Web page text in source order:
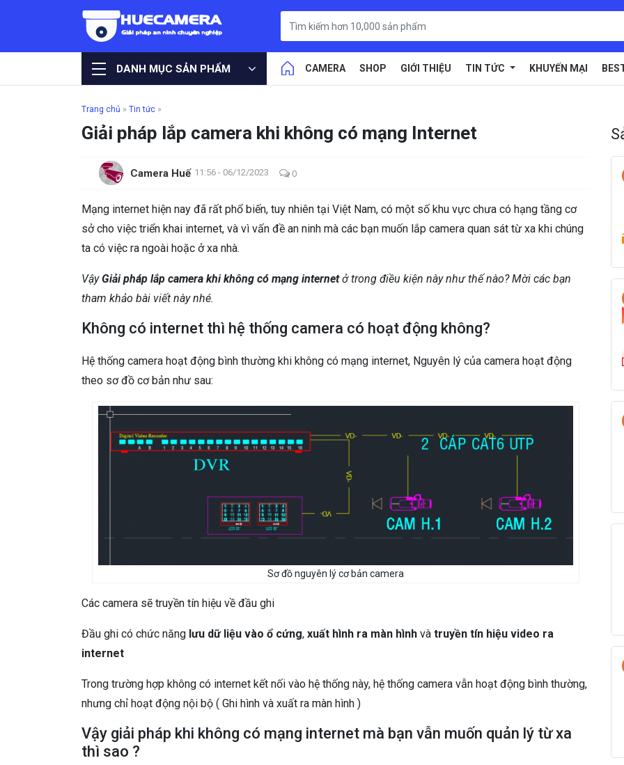
DANH MỤC SẢN PHẨM CAMERA SHOP GIỚI THIỆU TIN TỨC KHUYẾN MẠI
Trang chủ » Tin tức »
Giải pháp lắp camera khi không có mạng Internet
Camera Huế 11:56 - 06/12/2023 0
Mạng internet hiện nay đã rất phổ biến, tuy nhiên tại Việt Nam, có một số khu vực chưa có hạng tầng cơ
sở cho việc triển khai internet, và vì vấn đề an ninh mà các bạn muốn lắp camera quan sát từ xa khi chúng
ta có việc ra ngoài hoặc ở xa nhà.
VậyGiải pháp lắp camera khi không có mạng internetở trong điều kiện này như thế nào? Mời các bạn
tham khảo bài viết này nhé.
Không có internet thì hệ thống camera có hoạt động không?
Hệ thống camera hoạt động bình thường khi không có mạng internet, Nguyên lý của camera hoạt động
theo sơ đồ cơ bản như sau:
Sơ đồ nguyên lý cơ bản camera
Các camera sẽ truyền tín hiệu về đầu ghi
Đầu ghi có chức năng lưu dữ liệu vào ổ cứng, xuất hình ra màn hình và truyền tín hiệu video ra
internet
Trong trường hợp không có internet kết nối vào hệ thống này, hệ thống camera vẫn hoạt động bình thường,
nhưng chỉ hoạt động nội bộ ( Ghi hình và xuất ra màn hình )
Vậy giải pháp khi không có mạng internet mà bạn vẫn muốn quản lý từ xa
thì sao ?